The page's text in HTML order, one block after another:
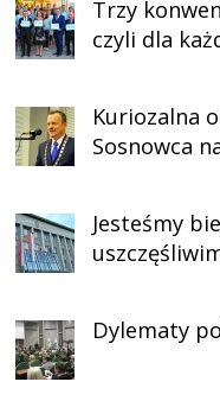
Trzy
czyli dla
Kuriozalna
Sosnowca
Jesteśmy
Dylematy